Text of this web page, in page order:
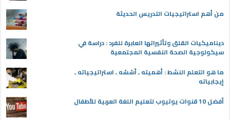
من أهم استراتيجيات التدريس الحديثة
ديناميكيات القلق وتأثيراتها العابرة للفرد : دراسة في
سيكولوجية الصحة النفسية المجتمعية
ما هو التعلم النشط : أهميته ـ أسُسُه ـ استراتيجياته ـ
إيجابياته
أفضل 10 قنوات يوتيوب لتعليم اللغة العربية للأطفال